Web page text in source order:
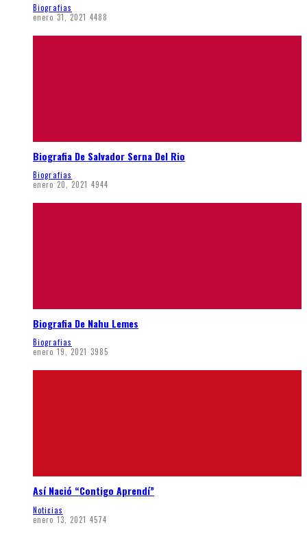
Biografias
enero 31, 2021 4488
Biografia De Salvador Serna Del Rio
Biografias
enero 20, 2021 4944
Biografia De Nahu Lemes
Biografias
enero 19, 2021 3985
Así Nació “Contigo Aprendí”
Noticias
enero 13, 2021 4574